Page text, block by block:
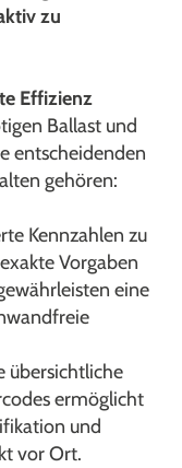
zu
Effizienz
Ballast und
entscheidenden
gehören:
Kennzahlen zu
Vorgaben
eine
übersichtliche
ermöglicht
und
vor Ort.